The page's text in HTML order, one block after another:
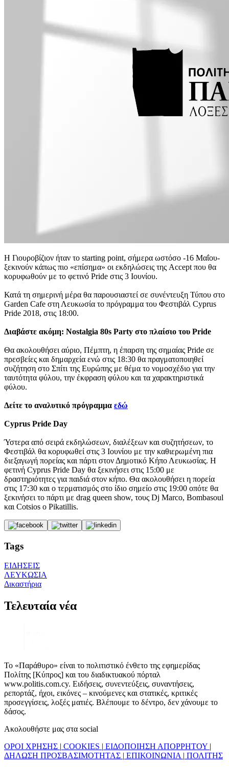
Η Γιουροβίζιον ήταν το starting point, σήμερα ωστόσο -16 Μαΐου-
ξεκινούν κάπως πιο «επίσημα» οι εκδηλώσεις της Accept που θα
κορυφωθούν με το φετινό Pride στις 3 Ιουνίου.
Κατά τη σημερινή μέρα θα παρουσιαστεί σε συνέντευξη Τύπου στο
Garden Cafe στη Λευκωσία το πρόγραμμα του Φεστιβάλ Cyprus
Pride 2018, στις 18:00.
Διαβάστε ακόμη: Nostalgia 80s Party στο πλαίσιο του Pride
Θα ακολουθήσει αύριο, Πέμπτη, η έπαρση της σημαίας Pride σε
πρεσβείες και δημαρχεία ενώ στις 18:30 θα πραγματοποιηθεί
συζήτηση στο Σπίτι της Ευρώπης με θέμα το νομοσχέδιο για την
ταυτότητα φύλου, την έκφραση φύλου και τα χαρακτηριστικά
φύλου.
Δείτε το αναλυτικό πρόγραμμα εδώ
Cyprus Pride Day
Ύστερα από σειρά εκδηλώσεων, διαλέξεων και συζητήσεων, το
Φεστιβάλ θα κορυφωθεί στις 3 Ιουνίου με την καθιερωμένη πια
διεξαγωγή πορείας και πάρτι στον Δημοτικό Κήπο Λευκωσίας. Η
φετινή Cyprus Pride Day θα ξεκινήσει στις 15:00 με
δραστηριότητες για παιδιά στον κήπο. Θα ακολουθήσει η πορεία
στις 17:30 και ο τερματισμός στο ίδιο σημείο στις 19:00 οπότε θα
ξεκινήσει το πάρτι με drag queen show, τους Dj Marco, Bombasoul
και Cotsios o Pikatillis.
Tags
ΕΙΔΗΣΕΙΣ
ΛΕΥΚΩΣΙΑ
Δικαστήρια
Τελευταία νέα
Το «Παράθυρο» είναι το πολιτιστικό ένθετο της εφημερίδας
Πολίτης [Κύπρος] και του διαδικτυακού πόρταλ
www.politis.com.cy. Ειδήσεις, συνεντεύξεις, συναντήσεις,
ρεπορτάζ, ήχοι, εικόνες – κινούμενες και στατικές, κριτικές
προσεγγίσεις, λοξές ματιές. Βλέπουμε το δέντρο, δεν χάνουμε το
δάσος.
Ακολουθήστε μας στα social
ΟΡΟΙ ΧΡΗΣΗΣ | COOKIES | ΕΙΔΟΠΟΙΗΣΗ ΑΠΟΡΡΗΤΟΥ |
ΔΗΛΩΣΗ ΠΡΟΣΒΑΣΙΜΟΤΗΤΑΣ | ΕΠΙΚΟΙΝΩΝΙΑ | ΠΟΛΙΤΗΣ